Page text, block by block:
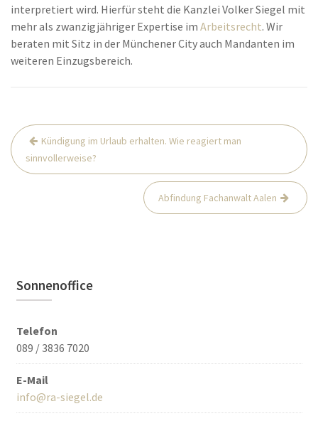
interpretiert wird. Hierfür steht die Kanzlei Volker Siegel mit
mehr als zwanzigjähriger Expertise im Arbeitsrecht. Wir
beraten mit Sitz in der Münchener City auch Mandanten im
weiteren Einzugsbereich.
Beitrags-
Navigation
Kündigung im Urlaub erhalten. Wie reagiert man
sinnvollerweise?
Abfindung Fachanwalt Aalen
Sonnenoffice
Telefon
089 / 3836 7020
E-Mail
info@ra-siegel.de